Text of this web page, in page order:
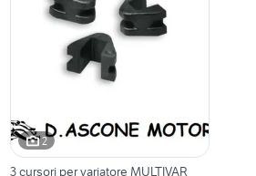
2
3 cursori per variatore MULTIVAR